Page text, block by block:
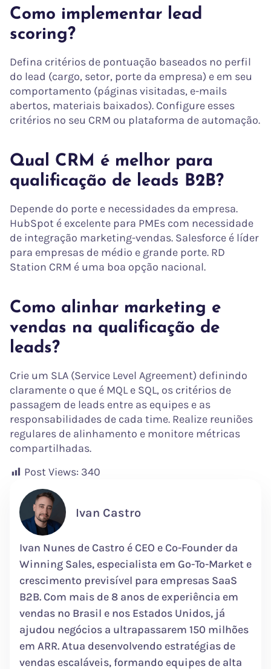
Como implementar lead
scoring?
Defina critérios de pontuação baseados no perfil
do lead (cargo, setor, porte da empresa) e em seu
comportamento (páginas visitadas, e-mails
abertos, materiais baixados). Configure esses
critérios no seu CRM ou plataforma de automação.
Qual CRM é melhor para
qualificação de leads B2B?
Depende do porte e necessidades da empresa.
HubSpot é excelente para PMEs com necessidade
de integração marketing-vendas. Salesforce é líder
para empresas de médio e grande porte. RD
Station CRM é uma boa opção nacional.
Como alinhar marketing e
vendas na qualificação de
leads?
Crie um SLA (Service Level Agreement) definindo
claramente o que é MQL e SQL, os critérios de
passagem de leads entre as equipes e as
responsabilidades de cada time. Realize reuniões
regulares de alinhamento e monitore métricas
compartilhadas.
Post Views: 340
Ivan Castro
Ivan Nunes de Castro é CEO e Co-Founder da
Winning Sales, especialista em Go-To-Market e
crescimento previsível para empresas SaaS
B2B. Com mais de 8 anos de experiência em
vendas no Brasil e nos Estados Unidos, já
ajudou negócios a ultrapassarem 150 milhões
em ARR. Atua desenvolvendo estratégias de
vendas escaláveis, formando equipes de alta